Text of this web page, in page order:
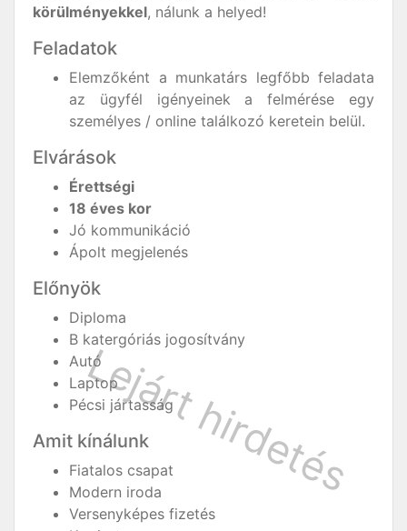
körülményekkel, nálunk a helyed!
Feladatok
Elemzőként a munkatárs legfőbb feladata
az ügyfél igényeinek a felmérése egy
személyes / online találkozó keretein belül.
Elvárások
Érettségi
18 éves kor
Jó kommunikáció
Ápolt megjelenés
Előnyök
Diploma
B katergóriás jogosítvány
Autó
Laptop
Pécsi jártasság
Amit kínálunk
Fiatalos csapat
Modern iroda
Versenyképes fizetés